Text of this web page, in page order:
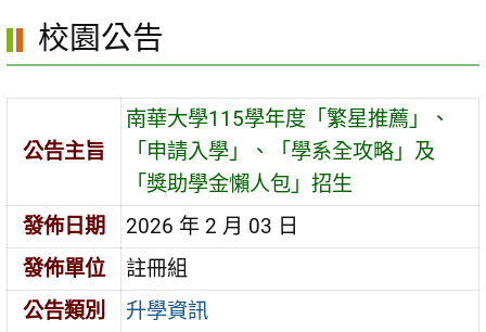
區
校園公告
公告主旨
南華大學115學年度「繁星推薦」、
「申請入學」、「學系全攻略」及
「獎助學金懶人包」招生
發佈日期
2026 年 2 月 03 日
發佈單位
註冊組
公告類別
升學資訊